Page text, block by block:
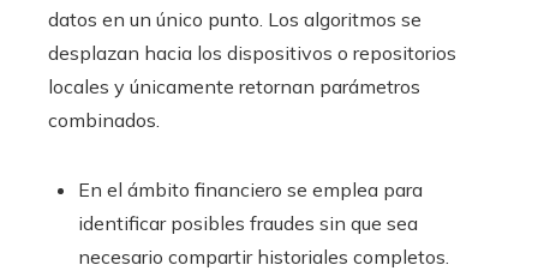
datos en un único punto. Los algoritmos se
desplazan hacia los dispositivos o repositorios
locales y únicamente retornan parámetros
combinados.
En el ámbito financiero se emplea para
identificar posibles fraudes sin que sea
necesario compartir historiales completos.